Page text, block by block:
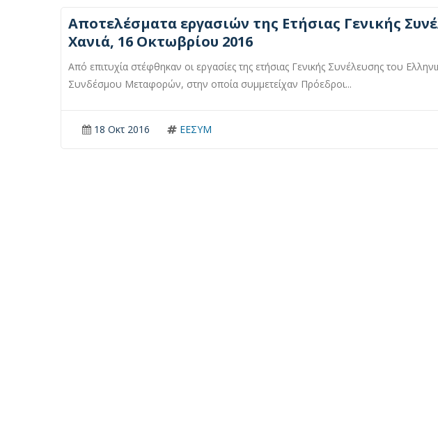
Αποτελέσματα εργασιών της Ετήσιας Γενικής
Χανιά, 16 Οκτωβρίου 2016
Από επιτυχία στέφθηκαν οι εργασίες της ετήσιας Γενικής Συνέλευσης του
Συνδέσμου Μεταφορών, στην οποία συμμετείχαν Πρόεδροι...
18 Οκτ 2016 ΕΕΣΥΜ